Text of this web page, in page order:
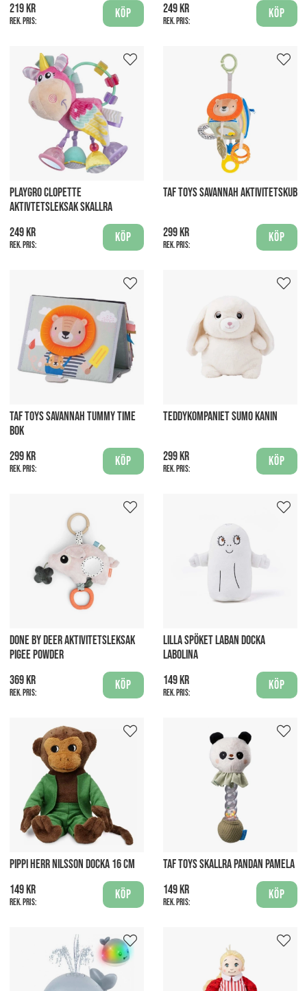
219 kr
Rek. pris:
Köp
249 kr
Rek. pris:
Köp
PLAYGRO CLOPETTE
AKTIVTETSLEKSAK SKALLRA
249 kr
Rek. pris:
Köp
TAF TOYS SAVANNAH AKTIVITETSKUB
299 kr
Rek. pris:
Köp
TAF TOYS SAVANNAH TUMMY TIME
BOK
299 kr
Rek. pris:
Köp
TEDDYKOMPANIET SUMO KANIN
299 kr
Rek. pris:
Köp
DONE BY DEER AKTIVITETSLEKSAK
PIGEE POWDER
369 kr
Rek. pris:
Köp
LILLA SPÖKET LABAN DOCKA
LABOLINA
149 kr
Rek. pris:
Köp
PIPPI HERR NILSSON DOCKA 16 CM
149 kr
Rek. pris:
Köp
TAF TOYS SKALLRA PANDAN PAMELA
149 kr
Rek. pris:
Köp